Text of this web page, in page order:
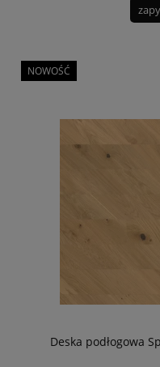
Deska podłogowa
NOWOŚĆ